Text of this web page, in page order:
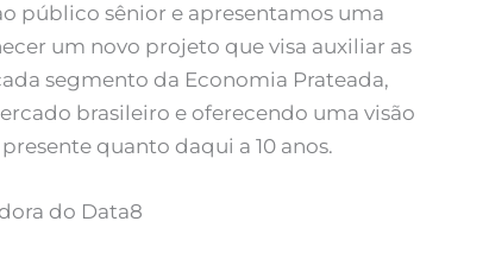
público sênior e apresentamos uma
um novo projeto que visa auxiliar as
segmento da Economia Prateada,
brasileiro e oferecendo uma visão
quanto daqui a 10 anos.
do Data8